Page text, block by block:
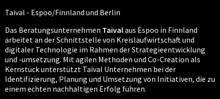
Taival - Espoo/Finnland und Berlin
Das Beratungsunternehmen Taivalaus Espoo in Finnland
arbeitet an der Schnittstelle von Kreislaufwirtschaft und
digitaler Technologie im Rahmen der Strategieentwicklung
und -umsetzung. Mit agilen Methoden und Co-Creation als
Kernstück unterstützt Taival Unternehmen bei der
Identifizierung, Planung und Umsetzung von Initiativen, die zu
einem echten nachhaltigen Erfolg führen.